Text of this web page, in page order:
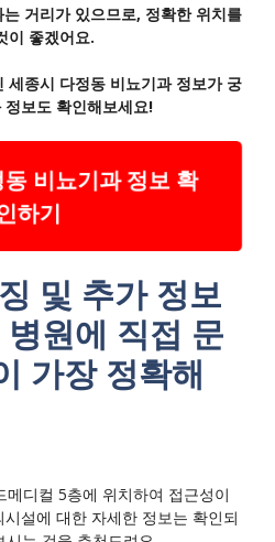
거리가 있으므로, 정확한 위치를
이 좋겠어요.
세종시 다정동 비뇨기과 정보가 궁
보도 확인해보세요!
비뇨기과 정보 확
하기
및 추가 정보
원에 직접 문
가장 정확해
메디컬 5층에 위치하여 접근성이
설에 대한 자세한 정보는 확인되